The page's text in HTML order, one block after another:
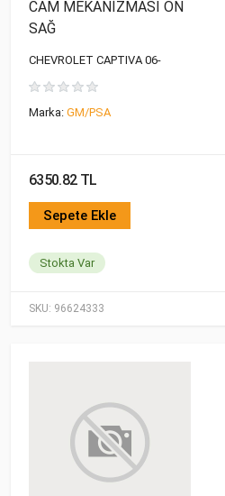
SKU: 96624333
CAM MEKANİZMASI ÖN
SAĞ
CHEVROLET CAPTIVA 06-
Marka: GM/PSA
6350.82 TL
Sepete Ekle
Stokta Var